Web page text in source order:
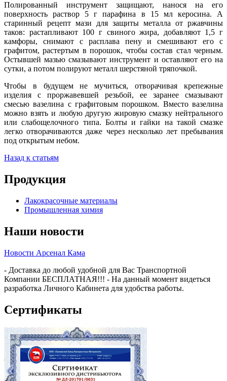
Полированный инструмент защищают, нанося на его
поверхность раствор 5 г парафина в 15 мл керосина. А
старинный рецепт мази для защиты металла от ржавчины
таков: растапливают 100 г свиного жира, добавляют 1,5 г
камфоры, снимают с расплава пену и смешивают его с
графитом, растертым в порошок, чтобы состав стал черным.
Остывшей мазью смазывают инструмент и оставляют его на
сутки, а потом полируют металл шерстяной тряпочкой.
Чтобы в будущем не мучиться, отворачивая крепежные
изделия с проржавевшей резьбой, ее заранее смазывают
смесью вазелина с графитовым порошком. Вместо вазелина
можно взять и любую другую жировую смазку нейтрального
или слабощелочного типа. Болты и гайки на такой смазке
легко отворачиваются даже через несколько лет пребывания
под открытым небом.
Назад к статьям
Продукция
Лакокрасочные материалы
Промышленная химия
Наши новости
Новости Арсенал Кама
- Доставка до любой удобной для Вас Транспортной
Компании БЕСПЛАТНАЯ!!! - На данный момент видеться
разработка Личного Кабинета для удобства работы.
Сертификаты